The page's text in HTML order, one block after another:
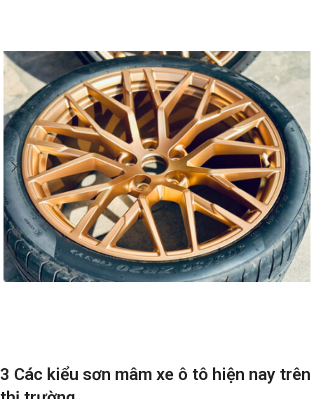
3 Các kiểu sơn mâm xe ô tô hiện nay trên